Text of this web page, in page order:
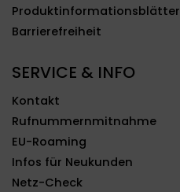
Produktinformationsblätter
Barrierefreiheit
SERVICE & INFO
Kontakt
Rufnummernmitnahme
EU-Roaming
Infos für Neukunden
Netz-Check